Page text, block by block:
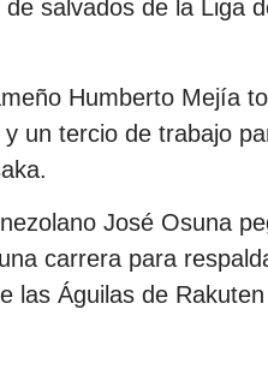
salvados de la Liga
Humberto Mejía
un tercio de trabajo
José Osuna
carrera para
las Águilas de